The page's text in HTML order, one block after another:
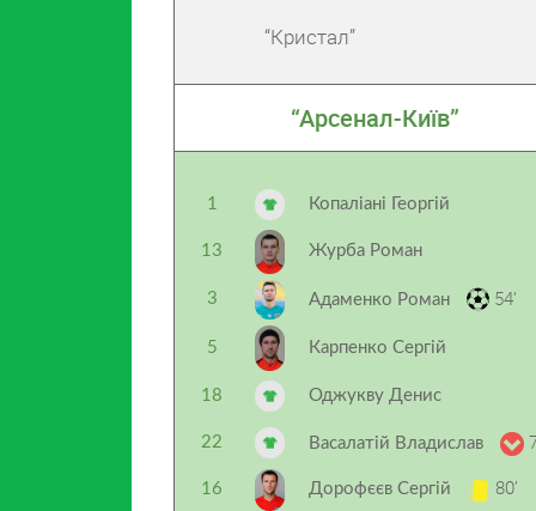
“Кристал”
“Арсенал-Київ”
1 Копаліані Георгій
13 Журба Роман
3 Адаменко Роман 54’
5 Карпенко Сергій
18 Оджукву Денис
22 Васалатій Владислав
16 Дорофєєв Сергій 80’